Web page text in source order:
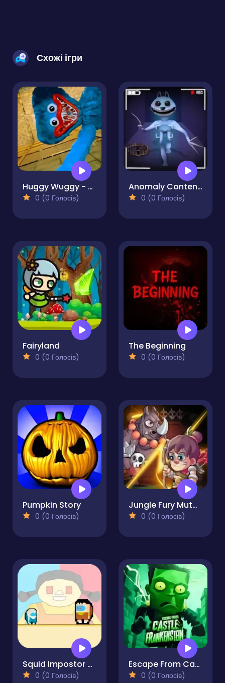
Схожі ігри
Huggy Wuggy - Guess the right door
0 (0 Голосів)
Anomaly Content Record
0 (0 Голосів)
Fairyland
0 (0 Голосів)
The Beginning
0 (0 Голосів)
Pumpkin Story
0 (0 Голосів)
Jungle Fury Mutant Rhino Mayhem
0 (0 Голосів)
Squid Impostor Golden Key
0 (0 Голосів)
Escape From Castle Frankenstein
0 (0 Голосів)